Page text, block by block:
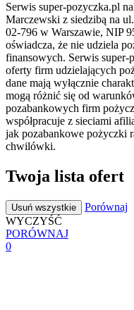
Serwis super-pozyczka.pl
Marczewski z siedzibą na
02-796 w Warszawie, NIP
oświadcza, że nie udziela
finansowych. Serwis
oferty firm udzielających
dane mają wyłącznie
mogą różnić się od
pozabankowych firm
współpracuje z sieciami
jak pozabankowe pożyczki
chwilówki.
Twoja lista ofert
Usuń wszystkie
Porównaj
WYCZYŚĆ
PORÓWNAJ
0